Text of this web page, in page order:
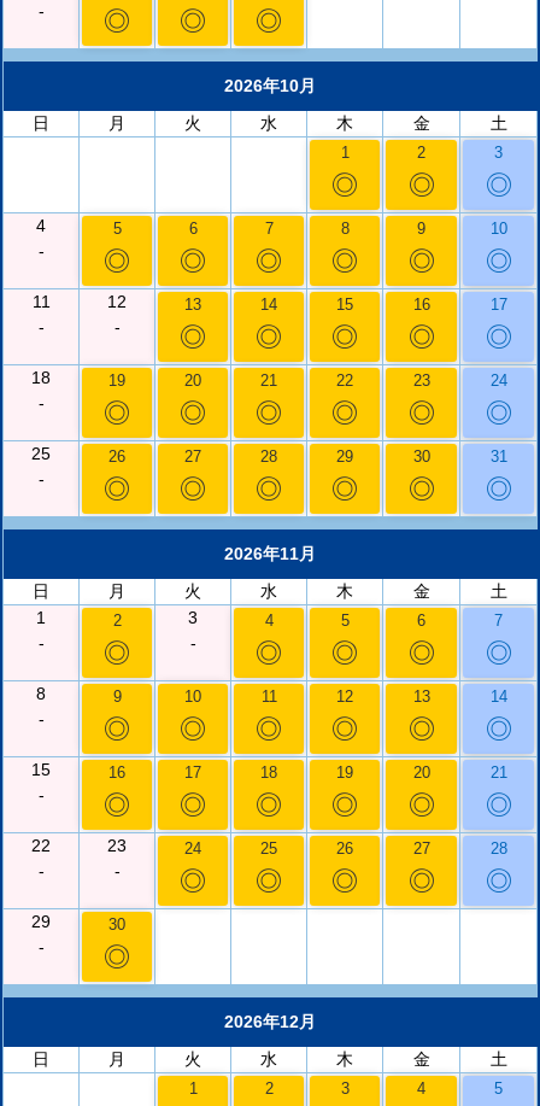
-
◎ ◎ ◎
2026年10月
日
月 火 水 木 金 土
1
◎
2
◎
3
◎
4
-
5
◎
6
◎
7
◎
8
◎
9
◎
10
◎
11
-
12
-
13
◎
14
◎
15
◎
16
◎
17
◎
18
-
19
◎
20
◎
21
◎
22
◎
23
◎
24
◎
25
-
26
◎
27
◎
28
◎
29
◎
30
◎
31
◎
2026年11月
日
月 火 水 木 金
土
1
-
2
◎
3
-
4
◎
5
◎
6
◎
7
◎
8
-
9
◎
10
◎
11
◎
12
◎
13
◎
14
◎
15
-
16
◎
17
◎
18
◎
19
◎
20
◎
21
◎
22
-
23
-
24
◎
25
◎
26
◎
27
◎
28
◎
29
-
30
◎
2026年12月
日
月 火 水 木 金 土
1 2 3 4 5